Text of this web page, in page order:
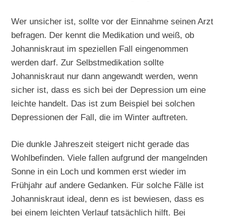
Wer unsicher ist, sollte vor der Einnahme seinen Arzt
befragen. Der kennt die Medikation und weiß, ob
Johanniskraut im speziellen Fall eingenommen
werden darf. Zur Selbstmedikation sollte
Johanniskraut nur dann angewandt werden, wenn
sicher ist, dass es sich bei der Depression um eine
leichte handelt. Das ist zum Beispiel bei solchen
Depressionen der Fall, die im Winter auftreten.
Die dunkle Jahreszeit steigert nicht gerade das
Wohlbefinden. Viele fallen aufgrund der mangelnden
Sonne in ein Loch und kommen erst wieder im
Frühjahr auf andere Gedanken. Für solche Fälle ist
Johanniskraut ideal, denn es ist bewiesen, dass es
bei einem leichten Verlauf tatsächlich hilft. Bei